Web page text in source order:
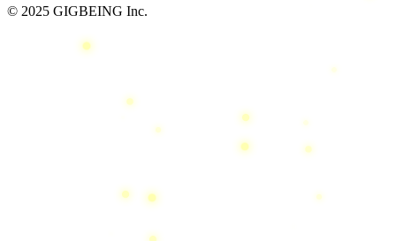
© 2025 GIGBEING Inc.